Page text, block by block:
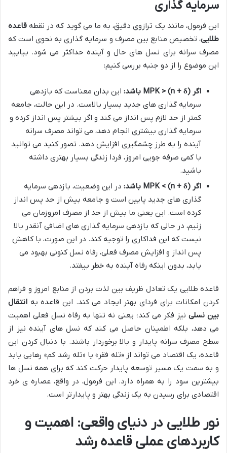
سرمایه گذاری
این فرمول، مانند یک ترازوی دقیق، به ما می گوید که در نقطه قاعده
طلایی، تخصیص منابع بین مصرف و سرمایه گذاری به نحوی است که
مصرف سرانه برای نسل های حال و آینده حداکثر می شود. بیایید
این موضوع را از دو جنبه بررسی کنیم:
اگر MPK > (n + δ) باشد:
این بدان معناست که بازدهی
سرمایه گذاری های جدید بسیار بالاست. در این حالت، جامعه
کمتر از حد لازم پس انداز می کند و اگر بیشتر پس انداز کرده و
سرمایه گذاری بیشتری انجام دهد، می تواند مصرف سرانه
آینده را به طرز چشمگیری افزایش دهد. تصور کنید می توانید
با کمی صرفه جویی امروز، فردا زندگی بسیار بهتری داشته
باشید.
اگر MPK < (n + δ) باشد:
در این وضعیت، بازدهی سرمایه
گذاری های جدید پایین است و جامعه بیش از حد پس انداز
کرده است. این یعنی ما بیش از حد از مصرف امروزمان می
زنیم، در حالی که بازدهی سرمایه گذاری های اضافی آنقدر بالا
نیست که این فداکاری را توجیه کند. در این صورت، با کاهش
پس انداز و افزایش مصرف فعلی، رفاه نسل کنونی بهبود می
یابد، بدون اینکه رفاه آینده به خطر بیفتد.
قاعده طلایی یک تعادل ظریف بین لذت بردن از منابع امروز و فراهم
کردن امکانات برای فردای بهتر ایجاد می کند. این قاعده به انتقال
بین نسلی نیز فکر می کند؛ یعنی نه تنها به رفاه نسل فعلی اهمیت
می دهد، بلکه اطمینان حاصل می کند که نسل های آینده نیز از
سطح مصرف سرانه پایدار و بالا برخوردار باشند. با دنبال کردن این
قاعده، یک اقتصاد می تواند از «تله فقر» یا «تله رشد کم» رهایی یابد
و به سمت یک مسیر توسعه پایدار حرکت کند که برای همه نسل ها
بیشترین سود را به همراه دارد. این فرمول، در واقع، عصاره ی خرد
اقتصادی برای رسیدن به یک زندگی بهتر و پایدارتر است.
نور طلایی در دنیای واقعی: اهمیت و
کاربردهای عملی قاعده رشد